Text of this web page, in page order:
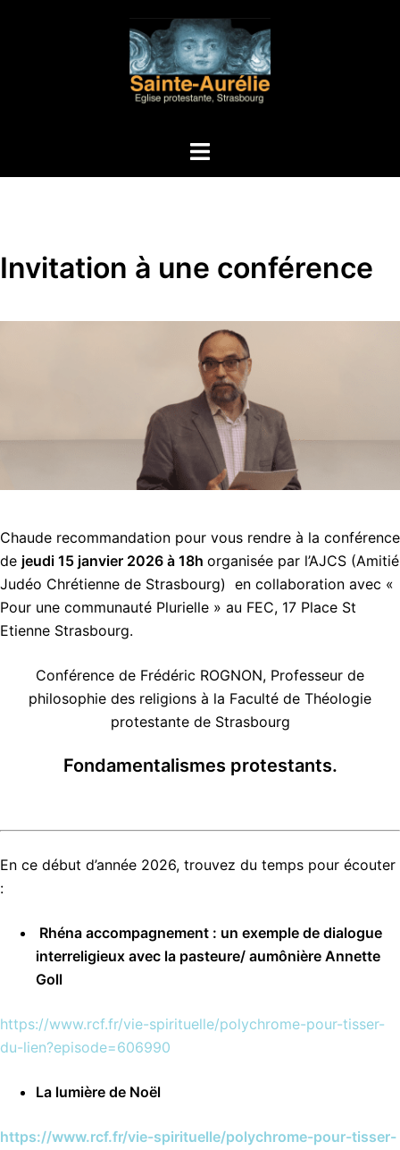
Ouvrir/fermer
Invitation à une conférence
Chaude recommandation pour vous rendre à la conférence
de jeudi 15 janvier 2026 à 18h organisée par l’AJCS (Amitié
Judéo Chrétienne de Strasbourg) en collaboration avec «
Pour une communauté Plurielle » au FEC, 17 Place St
Etienne Strasbourg.
Conférence de Frédéric ROGNON, Professeur de
philosophie des religions à la Faculté de Théologie
protestante de Strasbourg
Fondamentalismes protestants.
En ce début d’année 2026, trouvez du temps pour écouter
:
Rhéna accompagnement : un exemple de dialogue
interreligieux avec la pasteure/ aumônière Annette
Goll
https://www.rcf.fr/vie-spirituelle/polychrome-pour-tisser-
du-lien?episode=606990
La lumière de Noël
https://www.rcf.fr/vie-spirituelle/polychrome-pour-tisser-